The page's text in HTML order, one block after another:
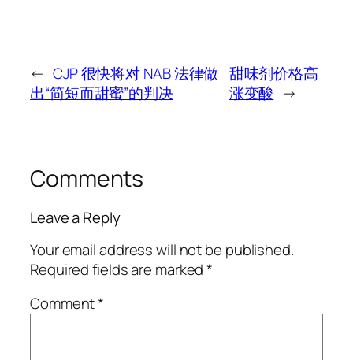
← CJP 很快将对 NAB 法律做
出“简短而甜蜜”的判决
甜味剂价格高
涨变酸 →
Comments
Leave a Reply
Your email address will not be published.
Required fields are marked*
Comment*